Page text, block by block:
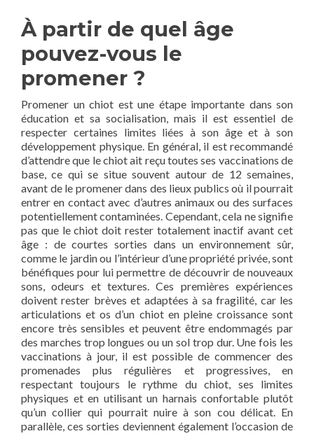
À partir de quel âge
pouvez-vous le
promener ?
Promener un chiot est une étape importante dans son
éducation et sa socialisation, mais il est essentiel de
respecter certaines limites liées à son âge et à son
développement physique. En général, il est recommandé
d’attendre que le chiot ait reçu toutes ses vaccinations de
base, ce qui se situe souvent autour de 12 semaines,
avant de le promener dans des lieux publics où il pourrait
entrer en contact avec d’autres animaux ou des surfaces
potentiellement contaminées. Cependant, cela ne signifie
pas que le chiot doit rester totalement inactif avant cet
âge : de courtes sorties dans un environnement sûr,
comme le jardin ou l’intérieur d’une propriété privée, sont
bénéfiques pour lui permettre de découvrir de nouveaux
sons, odeurs et textures. Ces premières expériences
doivent rester brèves et adaptées à sa fragilité, car les
articulations et os d’un chiot en pleine croissance sont
encore très sensibles et peuvent être endommagés par
des marches trop longues ou un sol trop dur. Une fois les
vaccinations à jour, il est possible de commencer des
promenades plus régulières et progressives, en
respectant toujours le rythme du chiot, ses limites
physiques et en utilisant un harnais confortable plutôt
qu’un collier qui pourrait nuire à son cou délicat. En
parallèle, ces sorties deviennent également l’occasion de